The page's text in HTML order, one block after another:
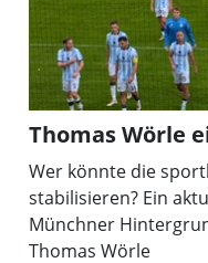
Thomas Wörle
Wer könnte die
stabilisieren? Ein
Münchner
Thomas Wörle